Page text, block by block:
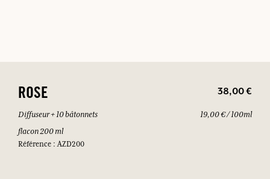
ROSE 38,00 €
Diffuseur + 10 bâtonnets
flacon 200 ml
Référence : AZD200
19,00 € / 100ml